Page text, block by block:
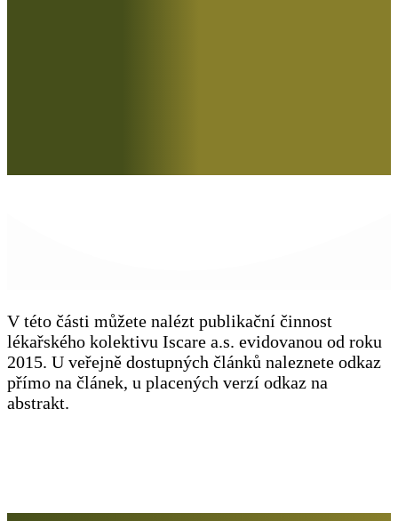
V této části můžete nalézt publikační činnost
lékařského kolektivu Iscare a.s. evidovanou od roku
2015. U veřejně dostupných článků naleznete odkaz
přímo na článek, u placených verzí odkaz na
abstrakt.